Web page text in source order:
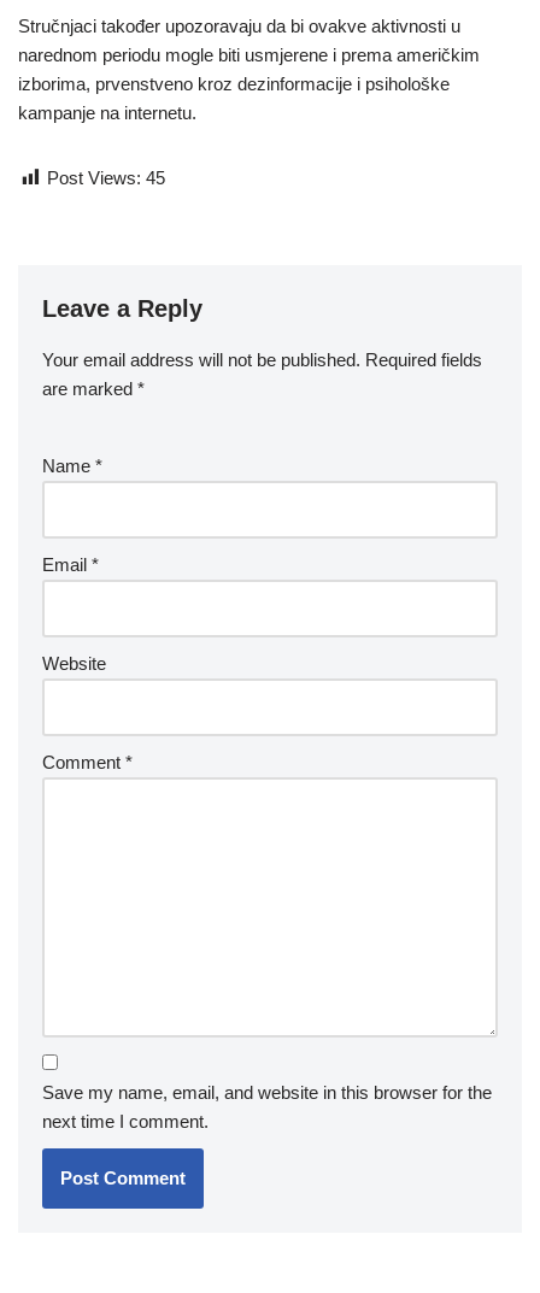
Stručnjaci također upozoravaju da bi ovakve aktivnosti u
narednom periodu mogle biti usmjerene i prema američkim
izborima, prvenstveno kroz dezinformacije i psihološke
kampanje na internetu.
Post Views: 45
Leave a Reply
Your email address will not be published. Required fields
are marked *
Name *
Email *
Website
Comment *
Save my name, email, and website in this browser for the
next time I comment.